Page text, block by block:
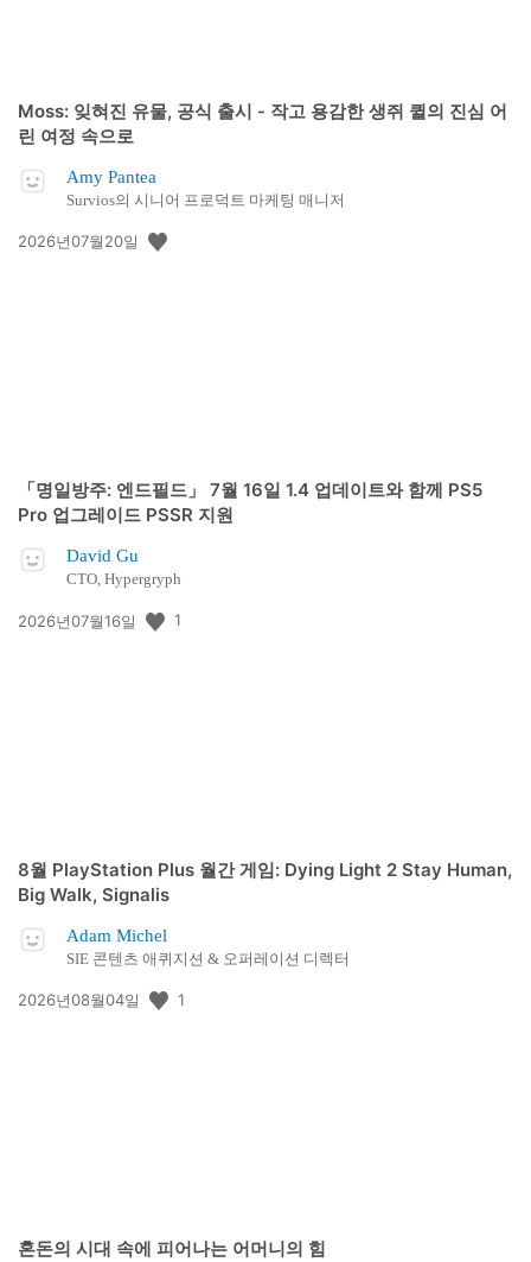
Moss: 잊혀진 유물, 공식 출시 - 작고 용감한 생쥐 퀼의 진심 어
린 여정 속으로
Amy Pantea
Survios의 시니어 프로덕트 마케팅 매니저
공
2026년07월20일
「명일방주: 엔드필드」 7월 16일 1.4 업데이트와 함께 PS5
Pro 업그레이드 PSSR 지원
David Gu
CTO, Hypergryph
공
2026년07월16일 1
8월 PlayStation Plus 월간 게임: Dying Light 2 Stay Human,
Big Walk, Signalis
Adam Michel
SIE 콘텐츠 애퀴지션 & 오퍼레이션 디렉터
공
2026년08월04일 1
혼돈의 시대 속에 피어나는 어머니의 힘